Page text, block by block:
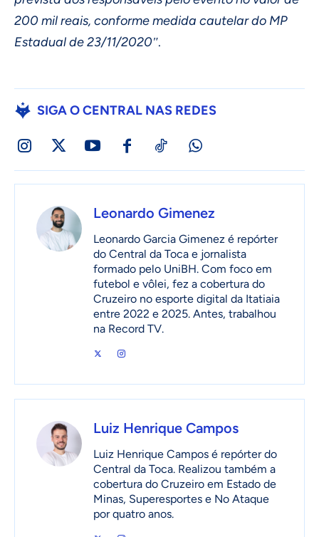
200 mil reais, conforme medida cautelar do MP
Estadual de 23/11/2020″.
SIGA O CENTRAL NAS REDES
Leonardo Gimenez
Leonardo Garcia Gimenez é repórter
do Central da Toca e jornalista
formado pelo UniBH. Com foco em
futebol e vôlei, fez a cobertura do
Cruzeiro no esporte digital da Itatiaia
entre 2022 e 2025. Antes, trabalhou
na Record TV.
Luiz Henrique Campos
Luiz Henrique Campos é repórter do
Central da Toca. Realizou também a
cobertura do Cruzeiro em Estado de
Minas, Superesportes e No Ataque
por quatro anos.